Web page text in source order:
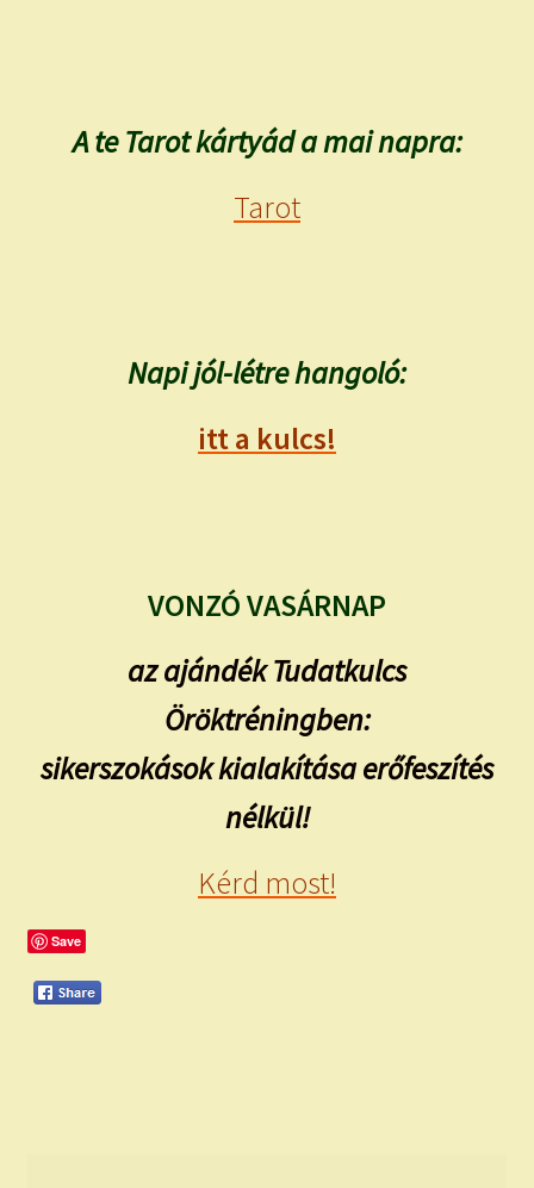
A te Tarot kártyád a mai napra:
Tarot
Napi jól-létre hangoló:
itt a kulcs!
VONZÓ VASÁRNAP
az ajándék Tudatkulcs
Öröktréningben:
sikerszokások kialakítása erőfeszítés
nélkül!
Kérd most!
Save